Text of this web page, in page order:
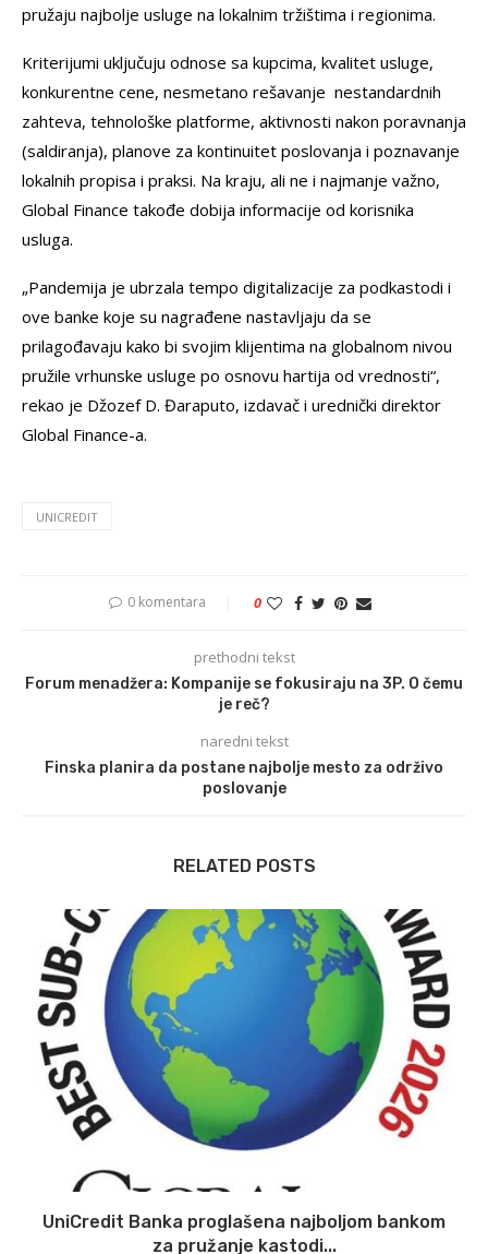
pružaju najbolje usluge na lokalnim tržištima i regionima.
Kriterijumi uključuju odnose sa kupcima, kvalitet usluge,
konkurentne cene, nesmetano rešavanje nestandardnih
zahteva, tehnološke platforme, aktivnosti nakon poravnanja
(saldiranja), planove za kontinuitet poslovanja i poznavanje
lokalnih propisa i praksi. Na kraju, ali ne i najmanje važno,
Global Finance takođe dobija informacije od korisnika
usluga.
„Pandemija je ubrzala tempo digitalizacije za podkastodi i
ove banke koje su nagrađene nastavljaju da se
prilagođavaju kako bi svojim klijentima na globalnom nivou
pružile vrhunske usluge po osnovu hartija od vrednosti“,
rekao je Džozef D. Đaraputo, izdavač i urednički direktor
Global Finance-a.
UNICREDIT
0 komentara 0
prethodni tekst
Forum menadžera: Kompanije se fokusiraju na 3P. O čemu
je reč?
naredni tekst
Finska planira da postane najbolje mesto za održivo
poslovanje
RELATED POSTS
UniCredit Banka proglašena najboljom bankom
za pružanje kastodi...